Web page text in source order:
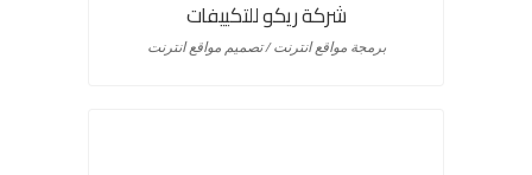
شركة ريكو للتكييفات
برمجة مواقع انترنت / تصميم مواقع انترنت